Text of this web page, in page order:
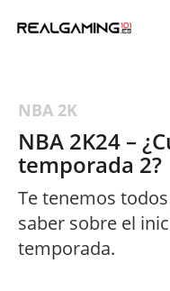
NBA 2K
NBA 2K24 –
temporada 2?
Te tenemos
saber sobre el
temporada.